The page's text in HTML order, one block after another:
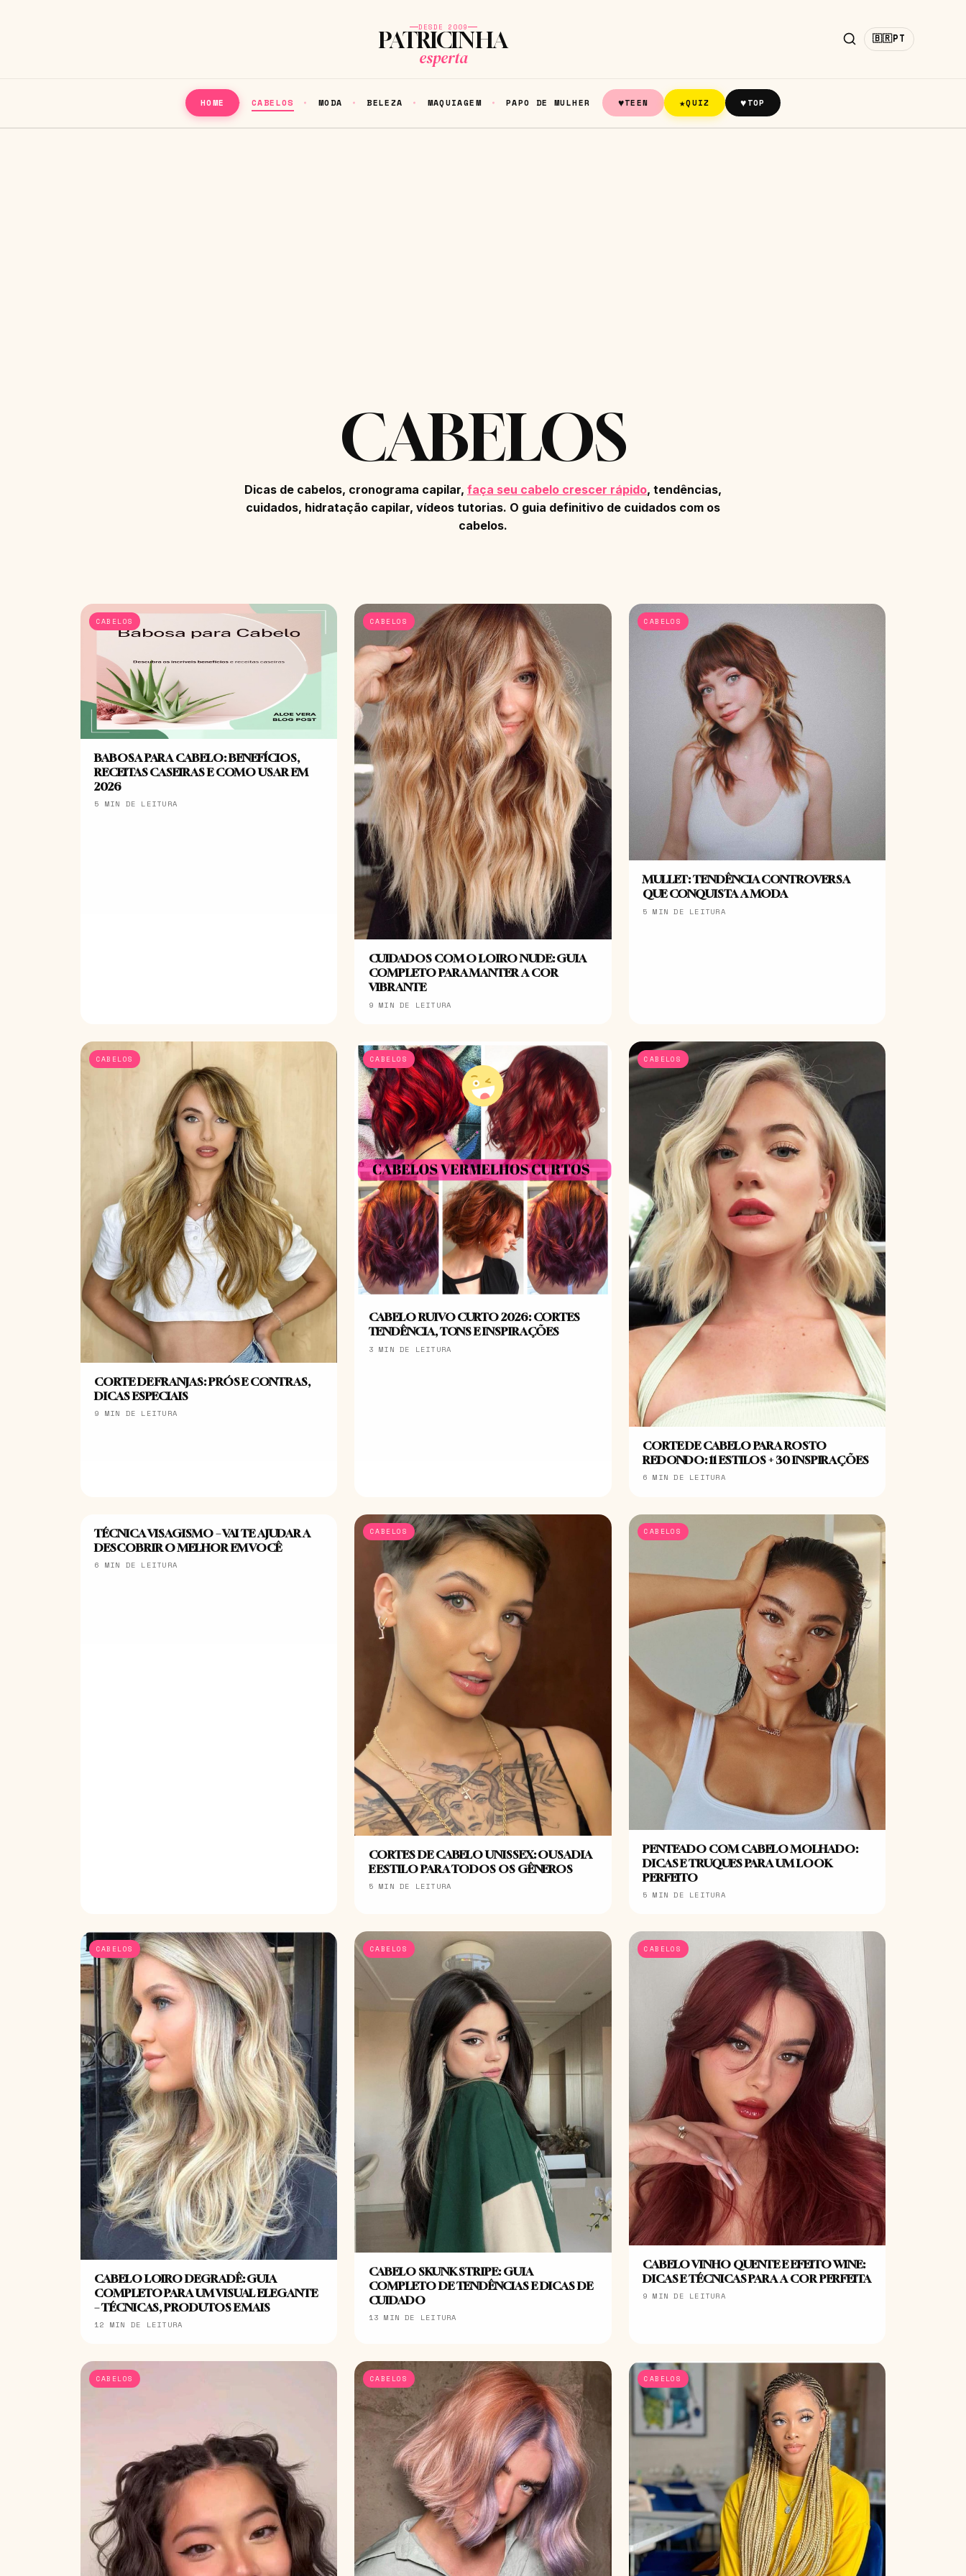
DESDE 2009
PATRICINHA
esperta
🇧🇷PT
HOME CABELOS MODA BELEZA MAQUIAGEM PAPO DE MULHER ♥TEEN ★QUIZ ♥TOP
CABELOS
Dicas de cabelos, cronograma capilar, faça seu cabelo crescer rápido, tendências,
cuidados, hidratação capilar, vídeos tutorias. O guia definitivo de cuidados com os
cabelos.
CABELOS
BABOSA PARA CABELO: BENEFÍCIOS,
RECEITAS CASEIRAS E COMO USAR EM
2026
5 MIN DE LEITURA
CABELOS
CUIDADOS COM O LOIRO NUDE: GUIA
COMPLETO PARA MANTER A COR
VIBRANTE
9 MIN DE LEITURA
CABELOS
MULLET: TENDÊNCIA CONTROVERSA
QUE CONQUISTA A MODA
5 MIN DE LEITURA
CABELOS
CORTE DE FRANJAS: PRÓS E CONTRAS,
DICAS ESPECIAIS
9 MIN DE LEITURA
CABELOS
CABELO RUIVO CURTO 2026: CORTES
TENDÊNCIA, TONS E INSPIRAÇÕES
3 MIN DE LEITURA
CABELOS
CORTE DE CABELO PARA ROSTO
REDONDO: 11 ESTILOS + 30 INSPIRAÇÕES
6 MIN DE LEITURA
CABELOS
TÉCNICA VISAGISMO – VAI TE AJUDAR A
DESCOBRIR O MELHOR EM VOCÊ
6 MIN DE LEITURA
CABELOS
CORTES DE CABELO UNISSEX: OUSADIA
E ESTILO PARA TODOS OS GÊNEROS
5 MIN DE LEITURA
CABELOS
PENTEADO COM CABELO MOLHADO:
DICAS E TRUQUES PARA UM LOOK
PERFEITO
5 MIN DE LEITURA
CABELOS
CABELO LOIRO DEGRADÊ: GUIA
COMPLETO PARA UM VISUAL ELEGANTE
– TÉCNICAS, PRODUTOS E MAIS
12 MIN DE LEITURA
CABELOS
CABELO SKUNK STRIPE: GUIA
COMPLETO DE TENDÊNCIAS E DICAS DE
CUIDADO
13 MIN DE LEITURA
CABELOS
CABELO VINHO QUENTE E EFEITO WINE:
DICAS E TÉCNICAS PARA A COR PERFEITA
9 MIN DE LEITURA
CABELOS CABELOS CABELOS